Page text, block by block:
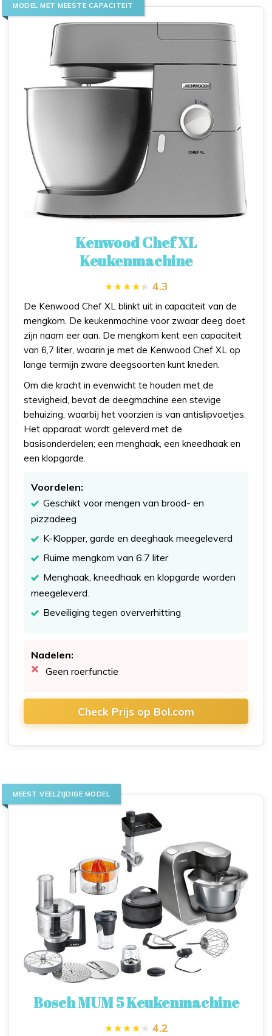
MODEL MET MEESTE CAPACITEIT
Kenwood Chef XL
Keukenmachine
4.3
De Kenwood Chef XL blinkt uit in capaciteit van de
mengkom. De keukenmachine voor zwaar deeg doet
zijn naam eer aan. De mengkom kent een capaciteit
van 6,7 liter, waarin je met de Kenwood Chef XL op
lange termijn zware deegsoorten kunt kneden.
Om die kracht in evenwicht te houden met de
stevigheid, bevat de deegmachine een stevige
behuizing, waarbij het voorzien is van antislipvoetjes.
Het apparaat wordt geleverd met de
basisonderdelen; een menghaak, een kneedhaak en
een klopgarde.
Voordelen:
Geschikt voor mengen van brood- en
pizzadeeg
K-Klopper, garde en deeghaak meegeleverd
Ruime mengkom van 6.7 liter
Menghaak, kneedhaak en klopgarde worden
meegeleverd.
Beveiliging tegen oververhitting
Nadelen:
Geen roerfunctie
Check Prijs op Bol.com
MEEST VEELZIJDIGE MODEL
Bosch MUM 5 Keukenmachine
4.2